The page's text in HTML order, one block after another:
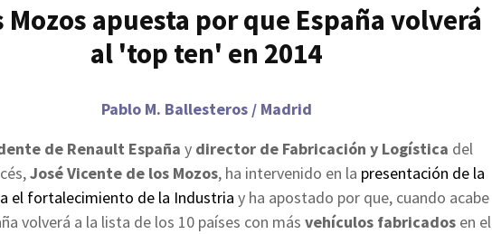
Mozos apuesta por que España volverá
al 'top ten' en 2014
Pablo M. Ballesteros / Madrid
de Renault España y director de Fabricación y Logística del
José Vicente de los Mozos, ha intervenido en la presentación de la
el fortalecimiento de la Industria y ha apostado por que, cuando acabe
volverá a la lista de los 10 países con más vehículos fabricados en el